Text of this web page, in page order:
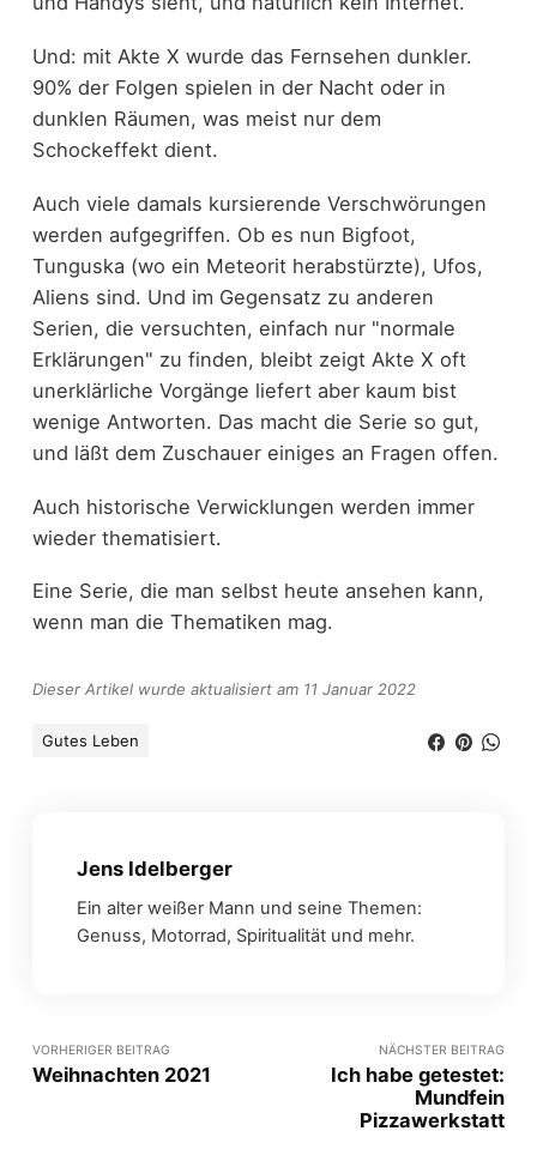
Und: mit Akte X wurde das Fernsehen dunkler.
90% der Folgen spielen in der Nacht oder in
dunklen Räumen, was meist nur dem
Schockeffekt dient.
Auch viele damals kursierende Verschwörungen
werden aufgegriffen. Ob es nun Bigfoot,
Tunguska (wo ein Meteorit herabstürzte), Ufos,
Aliens sind. Und im Gegensatz zu anderen
Serien, die versuchten, einfach nur "normale
Erklärungen" zu finden, bleibt zeigt Akte X oft
unerklärliche Vorgänge liefert aber kaum bist
wenige Antworten. Das macht die Serie so gut,
und läßt dem Zuschauer einiges an Fragen offen.
Auch historische Verwicklungen werden immer
wieder thematisiert.
Eine Serie, die man selbst heute ansehen kann,
wenn man die Thematiken mag.
Dieser Artikel wurde aktualisiert am 11 Januar 2022
Gutes Leben
Jens Idelberger
Ein alter weißer Mann und seine Themen:
Genuss, Motorrad, Spiritualität und mehr.
VORHERIGER BEITRAG
Weihnachten 2021
NÄCHSTER BEITRAG
Ich habe getestet:
Mundfein
Pizzawerkstatt